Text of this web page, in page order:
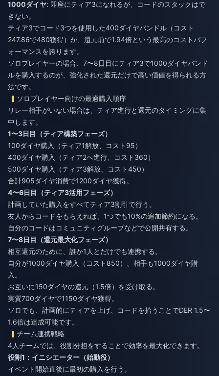
1000ダイヤ: 即座にティア3になれるが、コードのスタックはで
きない。
ティア3でコード3つを使用した400ダイヤバンドル（コスト
247.86で480獲得）が、還元前で1.94倍という最高のコストパフ
ォーマンスを誇ります。
ソロプレイヤーの場合、7〜8日目にティア3で1000ダイヤバンド
ルを購入するのが、強化された還元だけで高い価値を得られる方
法です。
ソロプレイヤー向けの最適購入順序
リレー相手がいない場合は、ティア進行と還元のタイミングに集
中します。
1〜3日目（ティア構築フェーズ）
100ダイヤ購入（ティア1解放、コスト95）
400ダイヤ購入（ティア2へ進行、コスト360）
500ダイヤ購入（ティア3解放、コスト450）
合計905ダイヤ消費で1200ダイヤ獲得。
4〜6日目（ティア3活用フェーズ）
計画していた購入をすべてティア3割引で行う。
友人からコードをもらえれば、1つでも10%の追加節約になる。
自分のコードはコミュニティグループなどで公開共有する。
7〜8日目（還元最大化フェーズ）
相互還元のために、誰か1人とだけでも連携する。
自分が1000ダイヤ購入（コスト850）、相手も1000ダイヤ購
入。
お互いに150ダイヤの還元（1.5倍）を受け取る。
実質700ダイヤで1150ダイヤ獲得。
ソロでも、計画的にティアを上げ、コードを拾うことでDER 1.5〜
1.6倍は達成可能です。
チーム連携戦略
4人チームでは、役割分担をすることで効率を最大化できます。
役割1：イニシエーター（始動役）
イベント開始直後に最初の購入を行う。